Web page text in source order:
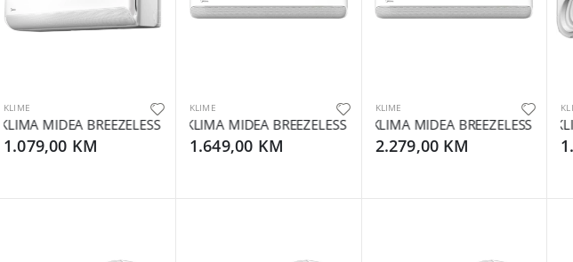
KLIME
KLIMA MIDEA BREEZELESS E PLUS 12000BTU
1.079,00 KM
KLIME
KLIMA MIDEA BREEZELESS E PLUS 18000BTU
1.649,00 KM
KLIME
KLIMA MIDEA BREEZELESS E
2.279,00 KM